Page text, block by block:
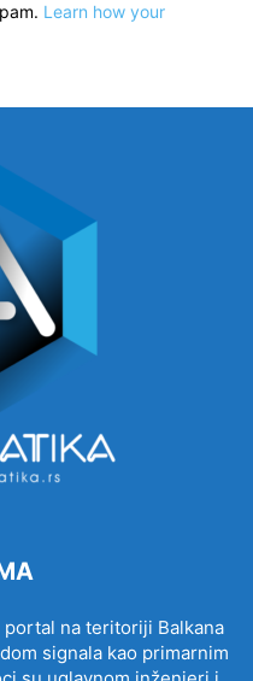
Learn how your
na teritoriji Balkana
signala kao primarnim